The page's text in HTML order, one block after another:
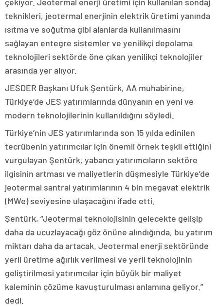
teknikleri, jeotermal enerjinin elektrik üretimi yanında
ısıtma ve soğutma gibi alanlarda kullanılmasını
sağlayan entegre sistemler ve yenilikçi depolama
teknolojileri sektörde öne çıkan yenilikçi teknolojiler
arasında yer alıyor.
JESDER Başkanı Ufuk Şentürk, AA muhabirine,
Türkiye’de JES yatırımlarında dünyanın en yeni ve
modern teknolojilerinin kullanıldığını söyledi.
Türkiye’nin JES yatırımlarında son 15 yılda edinilen
tecrübenin yatırımcılar için önemli örnek teşkil ettiğini
vurgulayan Şentürk, yabancı yatırımcıların sektöre
ilgisinin artması ve maliyetlerin düşmesiyle Türkiye’de
jeotermal santral yatırımlarının 4 bin megavat elektrik
(MWe) seviyesine ulaşacağını ifade etti.
Şentürk, “Jeotermal teknolojisinin gelecekte gelişip
daha da ucuzlayacağı göz önüne alındığında, bu yatırım
miktarı daha da artacak. Jeotermal enerji sektöründe
yerli üretime ağırlık verilmesi ve yerli teknolojinin
geliştirilmesi yatırımcılar için büyük bir maliyet
kaleminin çözüme kavuşturulması anlamına geliyor.”
dedi.